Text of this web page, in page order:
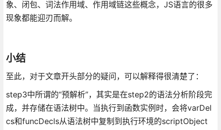
象、闭包、词法作用域、作用域链这些概念，JS语言的很多
现象都能迎刃而解。
小结
至此，对于文章开头部分的疑问，可以解释得很清楚了：
step3中所谓的“预解析”，其实是在step2的语法分析阶段完
成，并存储在语法树中。当执行到函数实例时，会将varDel
cs和funcDecls从语法树中复制到执行环境的scriptObject